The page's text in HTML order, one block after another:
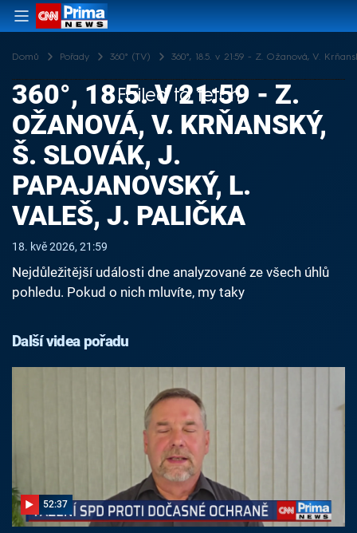
Domů Pořady 360° (TV) 360°, 18.5. v 21:59 - Z. Ožanová, V.
Failed to fetch
360°, 18.5. V 21:59 - Z.
OŽANOVÁ, V. KRŇANSKÝ,
Š. SLOVÁK, J.
PAPAJANOVSKÝ, L.
VALEŠ, J. PALIČKA
18. kvě 2026, 21:59
Nejdůležitější události dne analyzované ze všech úhlů
pohledu. Pokud o nich mluvíte, my taky
Další videa pořadu
52:37